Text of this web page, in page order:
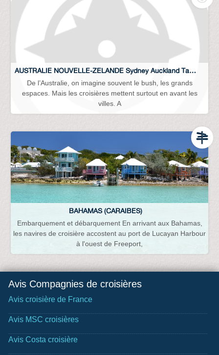
AUSTRALIE NOUVELLE-ZELANDE Sydney Auckland Tasmanie …
De l’Australie, on imagine souvent le bush, les grands
espaces. Mais les croisières mettent surtout en avant les
villes. A
BAHAMAS (CARAIBES)
Embarquement et débarquement En arrivant aux Bahamas,
les navires de croisière accostent au port de Lucayan Harbour
à l'ouest de Freeport,
Avis Compagnies de croisières
Avis croisière de France
Avis MSC croisières
Avis Costa croisière